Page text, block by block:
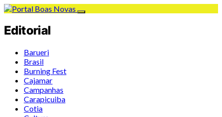
Editorial
Barueri
Brasil
Burning Fest
Cajamar
Campanhas
Carapicuiba
Cotia